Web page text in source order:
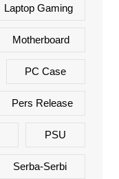
Laptop Gaming
Motherboard
PC Case
Pers Release
PSU
Serba-Serbi